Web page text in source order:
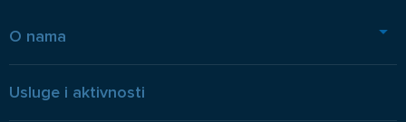
O nama
Usluge i aktivnosti